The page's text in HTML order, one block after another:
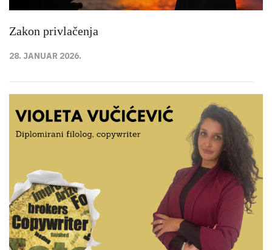
Zakon privlačenja
28. JANUAR 2026.